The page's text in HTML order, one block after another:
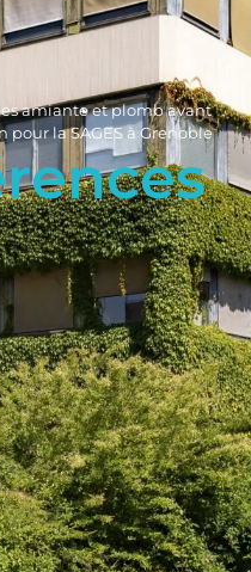
amiante et plomb avant
la SAGES à Grenoble